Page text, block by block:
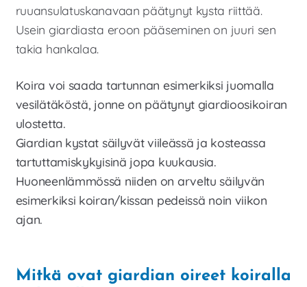
ruuansulatuskanavaan päätynyt kysta riittää.
Usein giardiasta eroon pääseminen on juuri sen
takia hankalaa.
Koira voi saada tartunnan esimerkiksi juomalla
vesilätäköstä, jonne on päätynyt giardioosikoiran
ulostetta.
Giardian kystat säilyvät viileässä ja kosteassa
tartuttamiskykyisinä jopa kuukausia.
Huoneenlämmössä niiden on arveltu säilyvän
esimerkiksi koiran/kissan pedeissä noin viikon
ajan.
Mitkä ovat giardian oireet koiralla